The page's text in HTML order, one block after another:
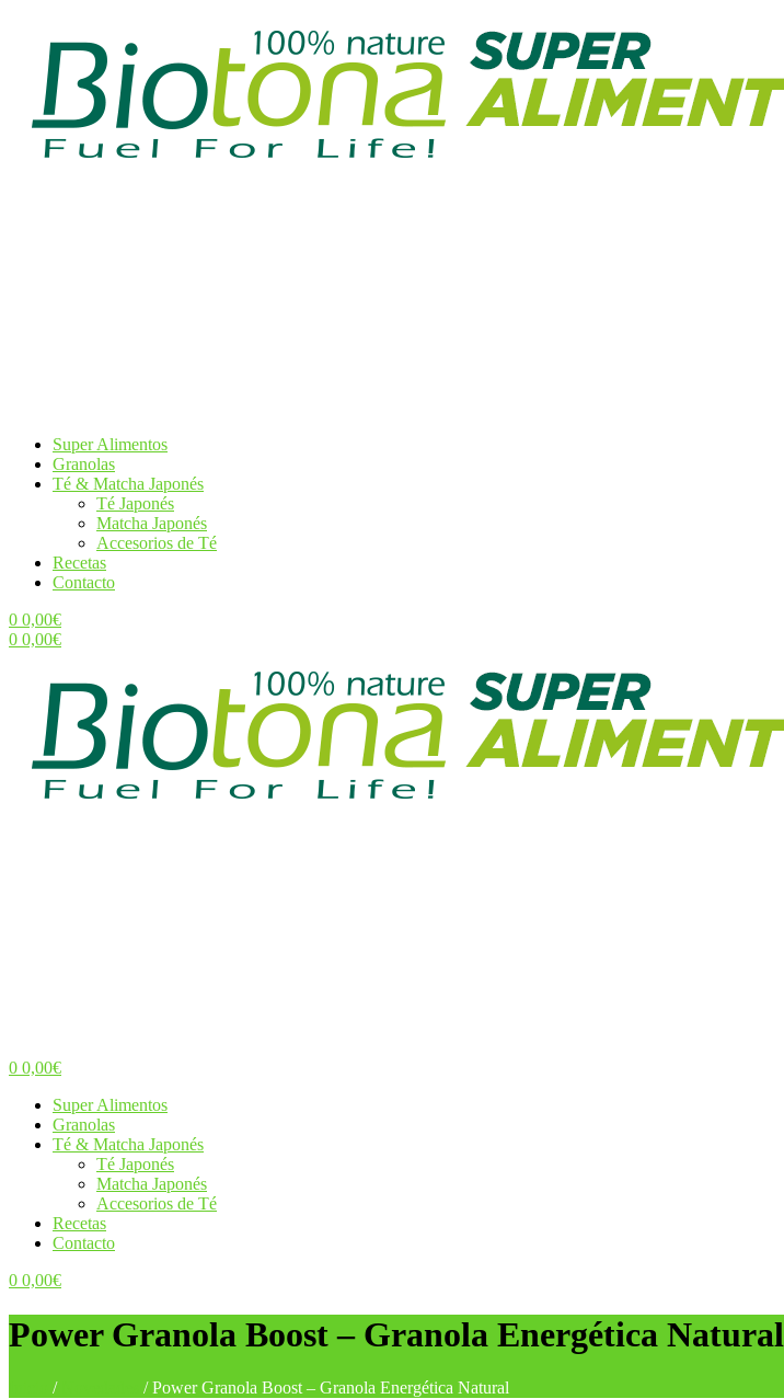
Super Alimentos
Granolas
Té & Matcha Japonés
Té Japonés
Matcha Japonés
Accesorios de Té
Recetas
Contacto
0 0,00€
0 0,00€
0 0,00€
Super Alimentos
Granolas
Té & Matcha Japonés
Té Japonés
Matcha Japonés
Accesorios de Té
Recetas
Contacto
0 0,00€
Power Granola Boost – Granola Energética Natural
/ /Power Granola Boost – Granola Energética Natural